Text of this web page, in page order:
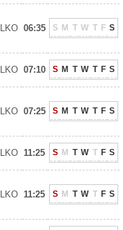
LKO 06:35 S M T W T F S
LKO 07:10 S M T W T F S
LKO 07:25 S M T W T F S
LKO 11:25 S M T W T F S
LKO 11:25 S M T W T F S